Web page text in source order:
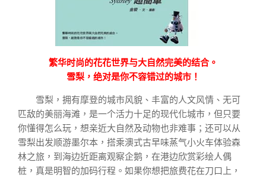
繁华时尚的花花世界与大自然完美的结合。
雪梨，绝对是你不容错过的城市！
雪梨，拥有摩登的城市风貌、丰富的人文风情、无可
匹敌的美丽海滩，是一个活力十足的现代化城市，但只要
你懂得怎么玩，想亲近大自然及动物也非难事；还可以从
雪梨出发顺游墨尔本，搭乘澳式古早味蒸气小火车体验森
林之旅，到海边近距离观察企鹅，在港边欣赏彩绘人偶
桩，真是明智的加码行程。如果你想把旅费花在刀口上，